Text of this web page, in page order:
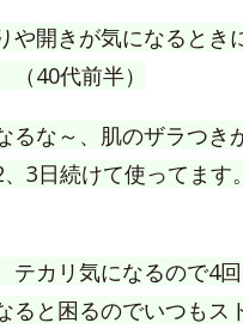
や開きが気になるとき
（40代前半）
るな～、肌のザラつき
3日続けて使ってます
テカリ気になるので4
ると困るのでいつもス